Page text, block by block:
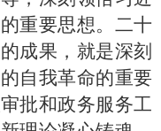
重要思想。二十
成果，就是深刻
自我革命的重要
批和政务服务工